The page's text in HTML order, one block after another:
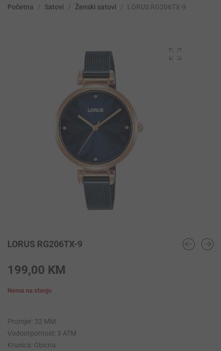
Početna / Satovi / Ženski satovi / LORUS RG206TX-9
LORUS RG206TX-9
199,00 KM
Nema na stanju
Promjer: 32 MM
Vodootpornost: 3 ATM
Krunica: Obicna